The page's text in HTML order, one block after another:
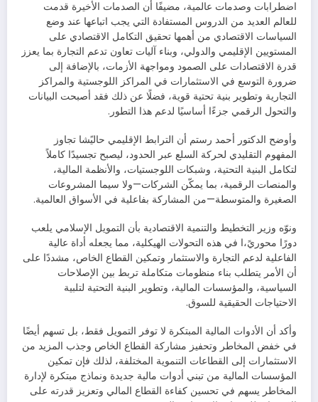
اضطرابات وصدمات عالمية، مضيفًا أن الصدمات الأخيرة قدمت
للعالم العديد من الدروس المستفادة التي يجب اتباعها عند وضع
السياسات الاقتصادي من أهمها تحقيق التكامل الاقتصادي على
المستويين الإقليمي والدولي، وبناء آليات تعاون تدعم التجارة بما يعزز
قدرة الاقتصادات على الصمود ومواجهة الأزمات، بالإضافة إلى
ضرورة التوسع في الاستثمارات في المراكز اللوجستية والمراكز
التجارية وتطوير بنية تحتية قوية، فضلًا عن ذلك فقد أصبحت البيانات
والتحول الرقمي جزءًا أساسيًا لدعم هذا التطور.
وأوضح الدكتور أحمد رستم أن الترابط الإقليمي حاليًشا تجاوز
المفهوم التقليدي لحركة السلع عبر الحدود، ليصبح تجسيدًا كاملاً
لتكامل البنية التحتية، وشبكات اللوجستيات، والأنظمة المالية،
والمنصات الرقمية، بما يمكّن الشركات—ولا سيما المشروعات
الصغيرة والمتوسطة—من المشاركة بفاعلية في الأسواق العالمية.
ونوّه وزير التخطيط والتنمية الاقتصادية بأن التمويل الإسلامي يلعب
دورًا محوريً،ا في هذه التحولات الهيكلية، مما يجعله أداة عالية
الفاعلية لدعم التجارة والاستثمار وتمكين القطاع الخاص، مشددًا على
أن الأمر يتطلب بناء منظومات متكاملة تربط بين الإصلاحات
السياسية، والمؤسسات المالية، وتطوير البنية التحتية لتلبية
الاحتياجات الحقيقية للسوق.
وأكد أن الأدوات المالية المبتكرة لا توفر التمويل فقط، بل تسهم أيضًا
في خفض المخاطر وتحفيز مشاركة القطاع الخاص وجذب المزيد من
الاستثمارات إلى القطاعات التنموية المختلفة، لذلك فإن تمكين
المؤسسات المالية من تبني أدوات مالية جديدة ونماذج مبتكرة لإدارة
المخاطر يسهم في تحسين كفاءة القطاع المالي وتعزيز قدرته على